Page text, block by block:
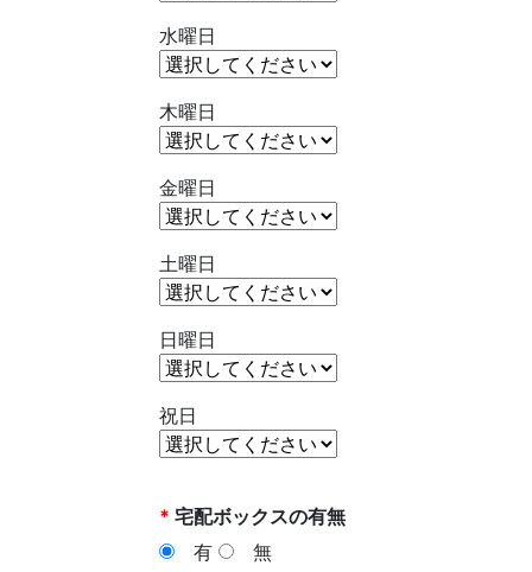
水曜日
木曜日
金曜日
土曜日
日曜日
祝日
* 宅配ボックスの有無
有
無